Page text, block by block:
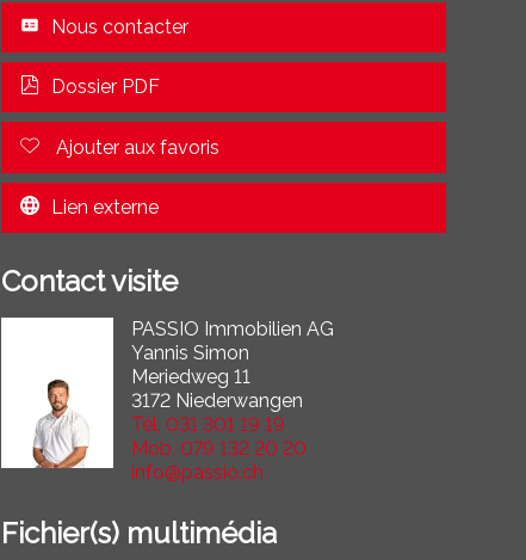
Nous contacter
Dossier PDF
Ajouter aux favoris
Lien externe
Contact visite
PASSIO Immobilien AG
Yannis Simon
Meriedweg 11
3172 Niederwangen
Tél. 031 301 19 19
Mob. 079 132 20 20
info@passio.ch
Fichier(s) multimédia